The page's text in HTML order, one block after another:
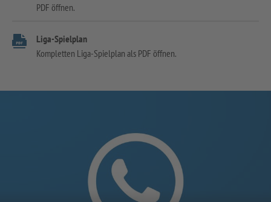
PDF öffnen.
Liga-Spielplan
Kompletten Liga-Spielplan als PDF öffnen.